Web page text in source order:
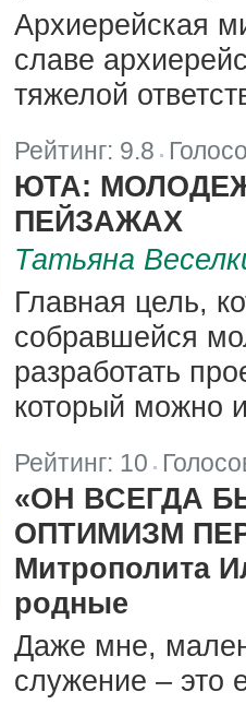
Архиерейская
славе
тяжелой
Рейтинг: 9.8 |
ЮТА:
ПЕЙЗАЖАХ
Татьяна
Главная цель,
собравшейся
разработать
который можно
Рейтинг: 10 |
«ОН ВСЕГДА
ОПТИМИЗМ
Митрополита
родные
Даже мне,
служение – это